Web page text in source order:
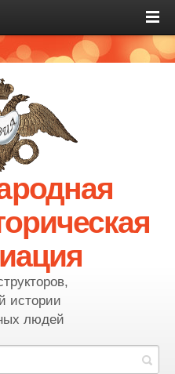
истории
людей